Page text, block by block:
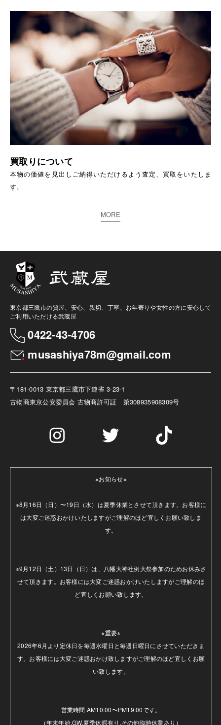
買取りについて
本物の価値を見出しご納得いただけるよう査定、買取をいたしま
す。
MORE
東京都三鷹市の質屋、安心、親切、丁寧、お年寄りや女性の方に安心して
ご利用いただける武蔵屋
0422-43-4706
musashiya78m@gmail.com
〒181-0013 東京都三鷹市下連雀 3-23-1
古物商東京公安委員会 古物商許可証 第308935908309号
※お知らせ※
※8月16日（日）〜19日（水）は夏季休業とさせて頂きます。お客様に
は大変ご迷惑おかけいたしますがご理解のほど宜しくお願い致しま
す。
※9月12日（土）13日（日）は、八幡大神社例大祭参加のためお休みさ
せて頂きます。お客様には大変ご迷惑おかけいたしますがご理解のほ
ど宜しくお願い致します。
※重要※
2026年6月より定休日を毎週水曜日と毎週日曜日にさせていただきま
す。お客様には大変ご迷惑おかけ致しますがご理解のほど宜しくお願
い致します。
営業時間.AM10:00〜PM19:00です。
（年末年始.GW.夏季休暇有り.その他臨時休業あり）